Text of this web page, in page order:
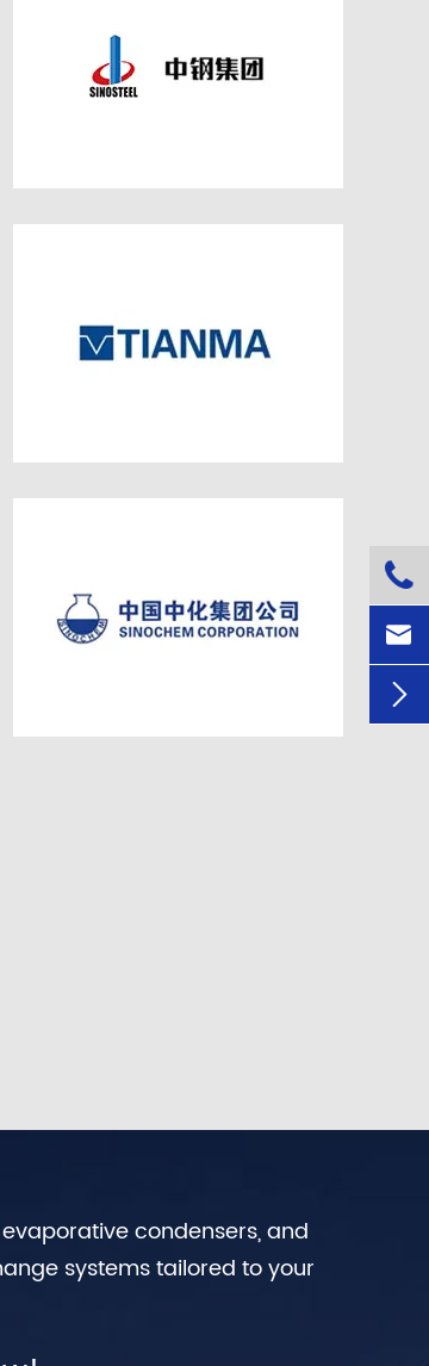
condensers, and
systems tailored to your


